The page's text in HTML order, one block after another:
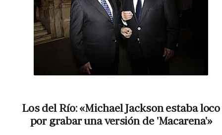
Los del Río: «Michael Jackson estaba loco
por grabar una versión de 'Macarena'»